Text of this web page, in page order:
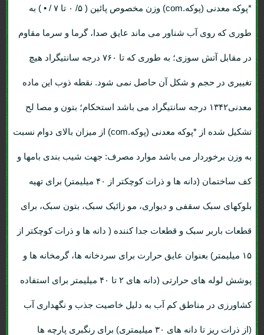
*پوکه معدنی (پوکه.com) وزن مخصوص پائین ( ۵/ ۰ تا ۷ / • ) به
طوری که روی آب شناور می ماند عایق صدا، گرما و سرما مقاوم
در مقابل آتش سوزی؛ به طوری که تا ۷۶۰ درجه سانتیگراد هیچ
تغییری در حجم و شکل آن حاصل نمی شود. نقطه ذوب این ماده
معدنی۱۳۴۲ درجه سانتیگراد می باشد استحکام؛ بتون و مصا لح
تشکیل شده از *پوکه معدنی (پوکه.com) از میزان بالای دوام نسبت
به وزن برخوردار می باشد موارد مصرف: جهت شیب بندی بامها و
کف ساختمان (دانه ها و ذرات کوچکتر از ۴۰ میلیمتر) برای تهیه
بلوکهای سبک سقفی و دیواری، مو زائیک سبک، بتون سبک، برای
قطعات باربر سبک و قطعات جدا کننده ( دانه ها و ذرات کوچکتر از
۱۵ میلیمتر) بعنوان عایق حرارت برای سردخانه ها، گرمخانه ها و
پوشش لوله های حرارتی (دانه های ۲ تا ۴۰ میلیمتر برای استفاده
کشاورزی در مناطق کم آب به دلیل خاصیت جذب و نگهداری آب
(از ذرات ریز تا دانه های ۳۰ میلیمتری) برای رنگبری پارچه ها